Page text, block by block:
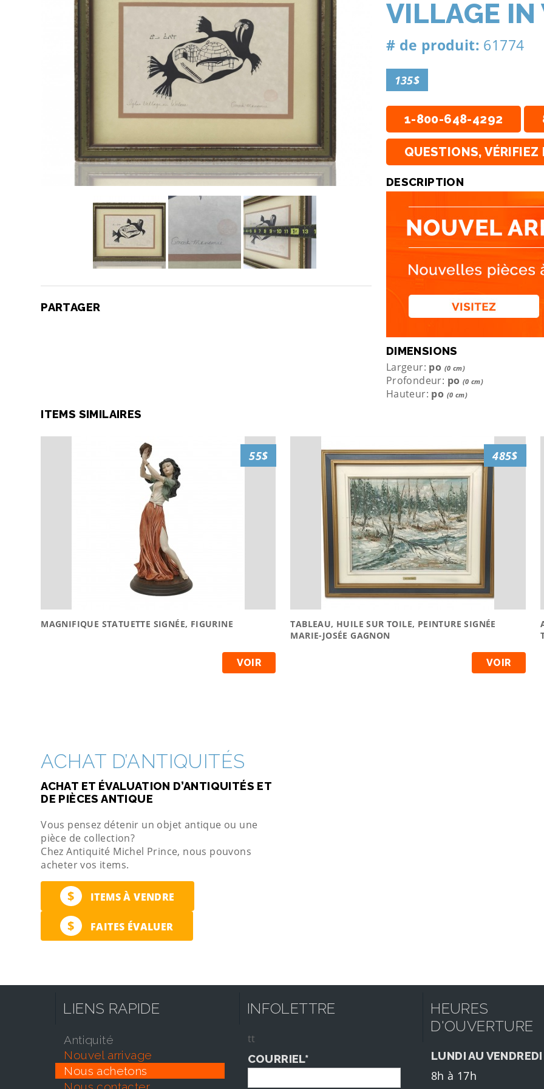
PARTAGER
VILLAGE IN
# de produit: 61774
135$
1-800-648-4292
QUESTIONS,
DESCRIPTION
DIMENSIONS
Largeur: po (0 cm)
Profondeur: po (0 cm)
Hauteur: po (0 cm)
ITEMS SIMILAIRES
MAGNIFIQUE STATUETTE SIGNÉE, FIGURINE
VOIR
55$
TABLEAU, HUILE SUR TOILE, PEINTURE SIGNÉE
MARIE-JOSÉE GAGNON
VOIR
485$
ACHAT D’ANTIQUITÉS
ACHAT ET ÉVALUATION D’ANTIQUITÉS ET
DE PIÈCES ANTIQUE
Vous pensez détenir un objet antique ou une
pièce de collection?
Chez Antiquité Michel Prince, nous pouvons
acheter vos items.
$ ITEMS À VENDRE
$ FAITES ÉVALUER
LIENS RAPIDE
antiquité
nouvel arrivage
nous achetons
INFOLETTRE
tt
COURRIEL*
HEURES
D'OUVERTURE
LUNDI AU VENDREDI
8h à 17h